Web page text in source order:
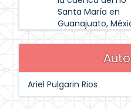
Santa María en
Guanajuato,
Ariel Pulgarin Rios